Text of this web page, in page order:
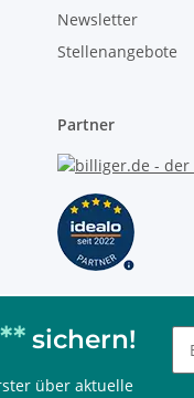
sichern!
über aktuelle
Newsletter
Stellenangebote
Partner
und 60 Tage gültig.